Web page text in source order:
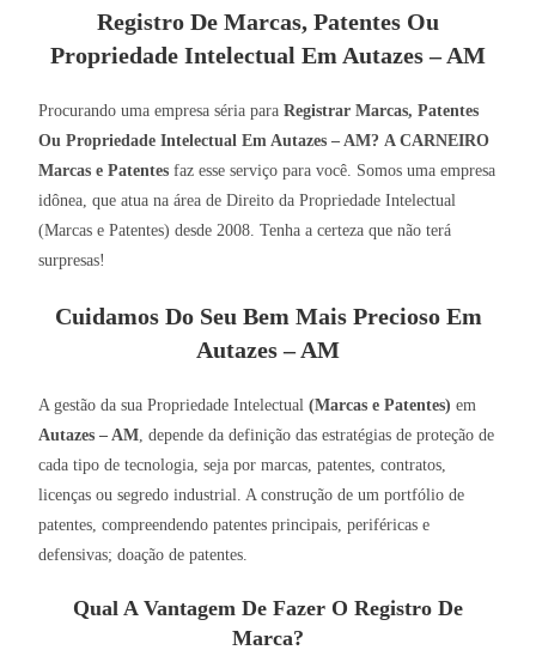
Registro De Marcas, Patentes Ou
Propriedade Intelectual Em Autazes – AM
Procurando uma empresa séria paraRegistrar Marcas, Patentes
Ou Propriedade Intelectual Em Autazes – AM? A CARNEIRO
Marcas e Patentes faz esse serviço para você. Somos uma empresa
idônea, que atua na área de Direito da Propriedade Intelectual
(Marcas e Patentes) desde 2008. Tenha a certeza que não terá
surpresas!
Cuidamos Do Seu Bem Mais Precioso Em
Autazes – AM
A gestão da sua Propriedade Intelectual(Marcas e Patentes) em
Autazes – AM , depende da definição das estratégias de proteção de
cada tipo de tecnologia, seja por marcas, patentes, contratos,
licenças ou segredo industrial. A construção de um portfólio de
patentes, compreendendo patentes principais, periféricas e
defensivas; doação de patentes.
Qual A Vantagem De Fazer O Registro De
Marca?